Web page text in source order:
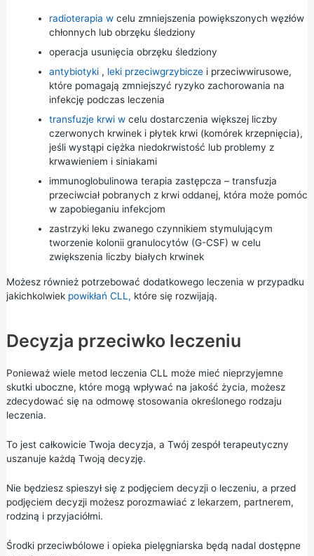
radioterapia wcelu zmniejszenia powiększonych węzłów
chłonnych lub obrzęku śledziony
operacja usunięcia obrzęku śledziony
antybiotyki, leki przeciwgrzybiczei przeciwwirusowe,
które pomagają zmniejszyć ryzyko zachorowania na
infekcję podczas leczenia
transfuzje krwi wcelu dostarczenia większej liczby
czerwonych krwinek i płytek krwi (komórek krzepnięcia),
jeśli wystąpi ciężka niedokrwistość lub problemy z
krwawieniem i siniakami
immunoglobulinowa terapia zastępcza – transfuzja
przeciwciał pobranych z krwi oddanej, która może pomóc
w zapobieganiu infekcjom
zastrzyki leku zwanego czynnikiem stymulującym
tworzenie kolonii granulocytów (G-CSF) w celu
zwiększenia liczby białych krwinek
Możesz również potrzebować dodatkowego leczenia w przypadku
jakichkolwiek powikłań CLL, które się rozwijają.
Decyzja przeciwko leczeniu
Ponieważ wiele metod leczenia CLL może mieć nieprzyjemne
skutki uboczne, które mogą wpływać na jakość życia, możesz
zdecydować się na odmowę stosowania określonego rodzaju
leczenia.
To jest całkowicie Twoja decyzja, a Twój zespół terapeutyczny
uszanuje każdą Twoją decyzję.
Nie będziesz spieszył się z podjęciem decyzji o leczeniu, a przed
podjęciem decyzji możesz porozmawiać z lekarzem, partnerem,
rodziną i przyjaciółmi.
Środki przeciwbólowe i opieka pielęgniarska będą nadal dostępne